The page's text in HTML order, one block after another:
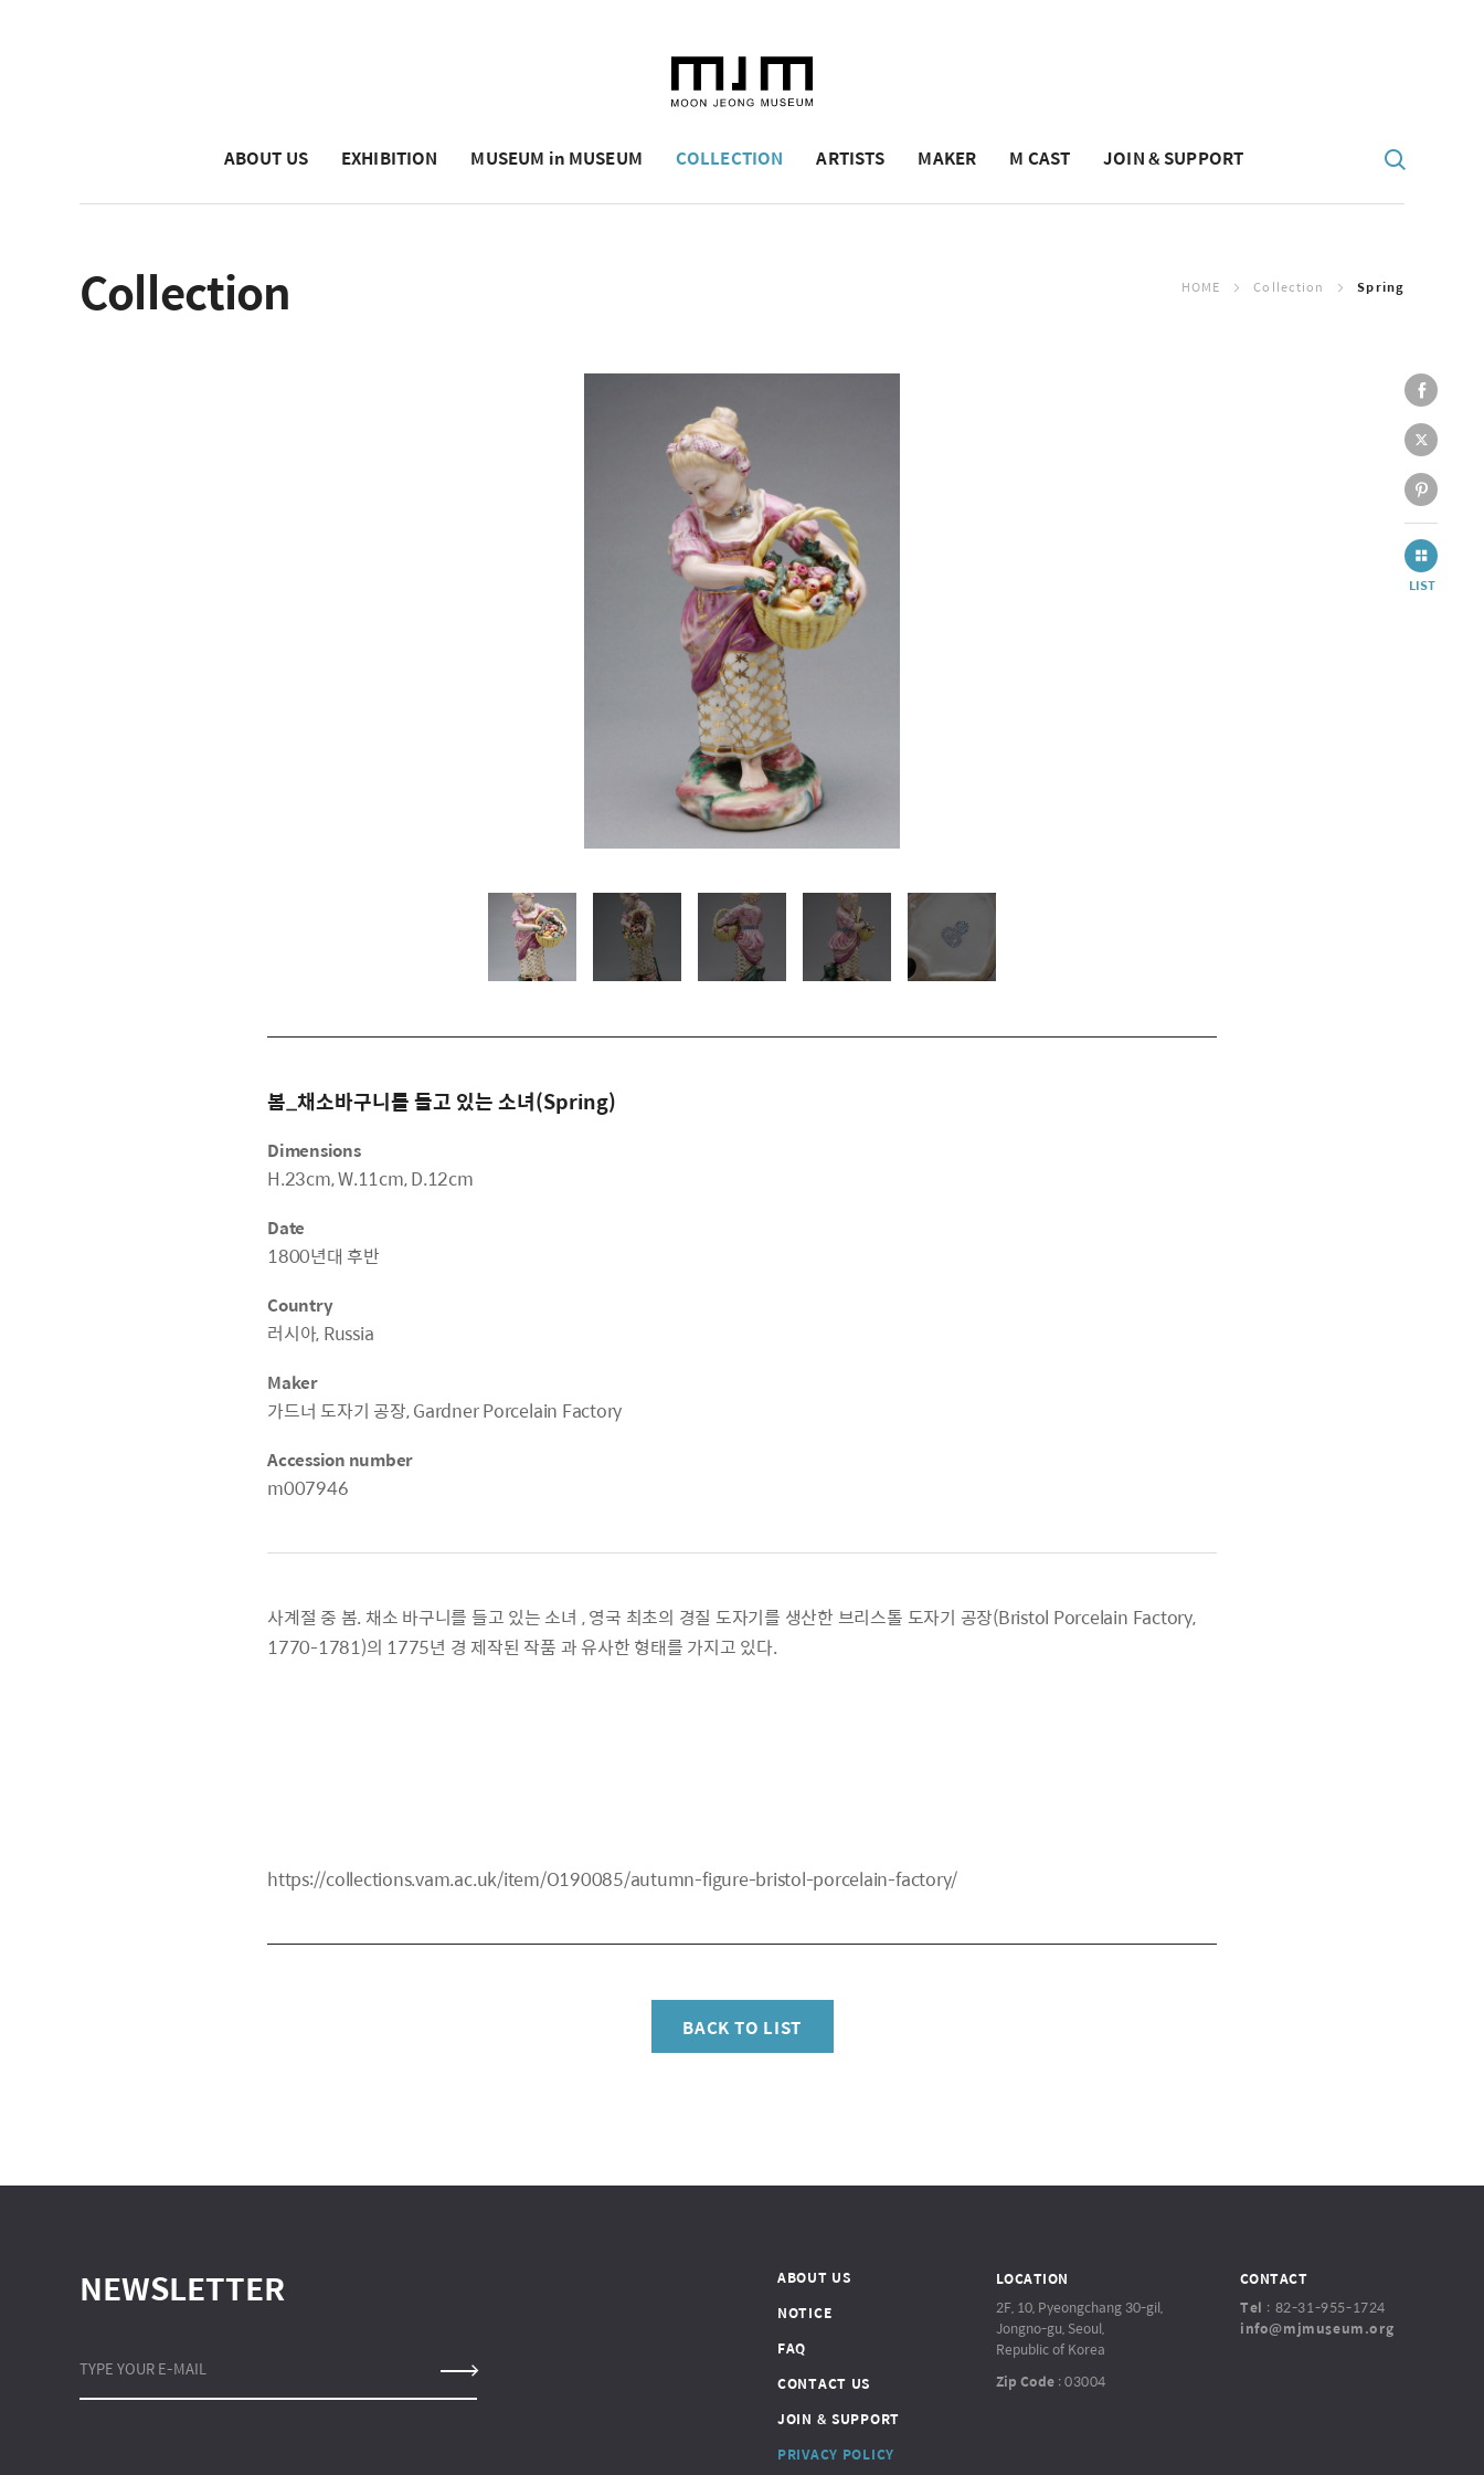
ABOUT US EXHIBITION MUSEUM in MUSEUM COLLECTION ARTISTS MAKER M CAST JOIN & SUPPORT
Collection HOME Collection Spring
봄_채소바구니를 들고 있는 소녀(Spring)
Dimensions
H.23cm, W.11cm, D.12cm
Date
1800년대 후반
Country
러시아, Russia
Maker
가드너 도자기 공장, Gardner Porcelain Factory
Accession number
m007946
사계절 중 봄. 채소 바구니를 들고 있는 소녀 , 영국 최초의 경질 도자기를 생산한 브리스톨 도자기 공장(Bristol Porcelain Factory,
1770-1781)의 1775년 경 제작된 작품 과 유사한 형태를 가지고 있다.
https://collections.vam.ac.uk/item/O190085/autumn-figure-bristol-porcelain-factory/
BACK TO LIST
NEWSLETTER
TYPE YOUR E-MAIL
ABOUT US
NOTICE
FAQ
CONTACT US
JOIN & SUPPORT
PRIVACY POLICY
LOCATION
2F, 10, Pyeongchang 30-gil,
Jongno-gu, Seoul,
Republic of Korea
Zip Code:03004
CONTACT
Tel : 82-31-955-1724
info@mjmuseum.org